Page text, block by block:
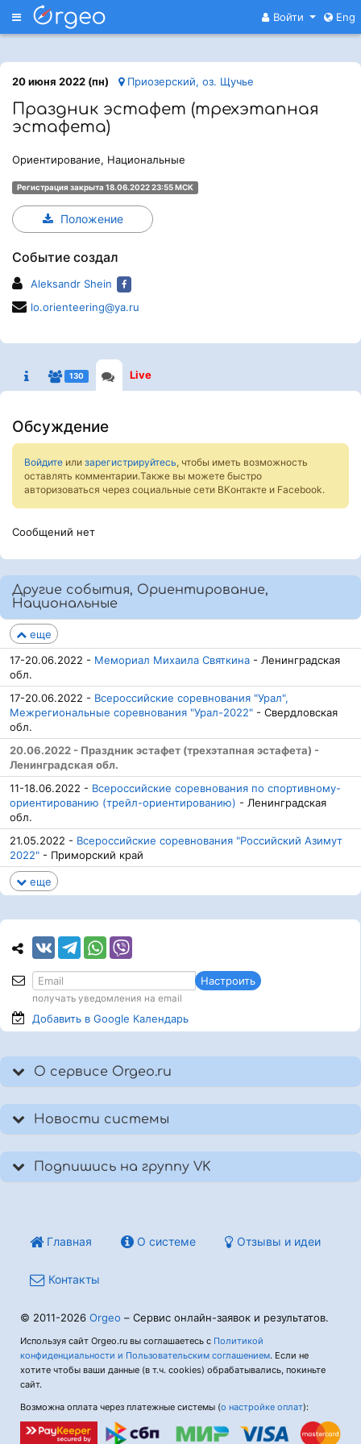
Меню Войти Eng
20 июня 2022 (пн) Приозерский, oз. Щучье
Праздник эстафет (трехэтапная
эстафета)
Ориентирование, Национальные
Регистрация закрыта 18.06.2022 23:55 МСК
Положение
Событие создал
Aleksandr Shein
lo.orienteering@ya.ru
130 Live
Обсуждение
Войдите или зарегистрируйтесь, чтобы иметь возможность
оставлять комментарии.Также вы можете быстро
авторизоваться через социальные сети ВКонтакте и Facebook.
Сообщений нет
Другие события, Ориентирование,
Национальные
еще
17-20.06.2022 - Мемориал Михаила Святкина - Ленинградская
обл.
17-20.06.2022 - Всероссийские соревнования "Урал",
Межрегиональные соревнования "Урал-2022" - Свердловская
обл.
20.06.2022 - Праздник эстафет (трехэтапная эстафета) -
Ленинградская обл.
11-18.06.2022 - Всероссийские соревнования по спортивному-
ориентированию (трейл-ориентированию) - Ленинградская
обл.
21.05.2022 - Всероссийские соревнования "Российский Азимут
2022" - Приморский край
еще
Настроить
получать уведомления на email
Добавить в Google Календарь
О сервисе Orgeo.ru
Новости системы
Подпишись на группу VK
Главная О системе Отзывы и идеи
Контакты
© 2011-2026 Orgeo – Сервис онлайн-заявок и результатов.
Используя сайт Orgeo.ru вы соглашаетесь с Политикой
конфиденциальности и Пользовательским соглашением. Если не
хотите чтобы ваши данные (в т.ч. cookies) обрабатывались, покиньте
сайт.
Возможна оплата через платежные системы (о настройке оплат):